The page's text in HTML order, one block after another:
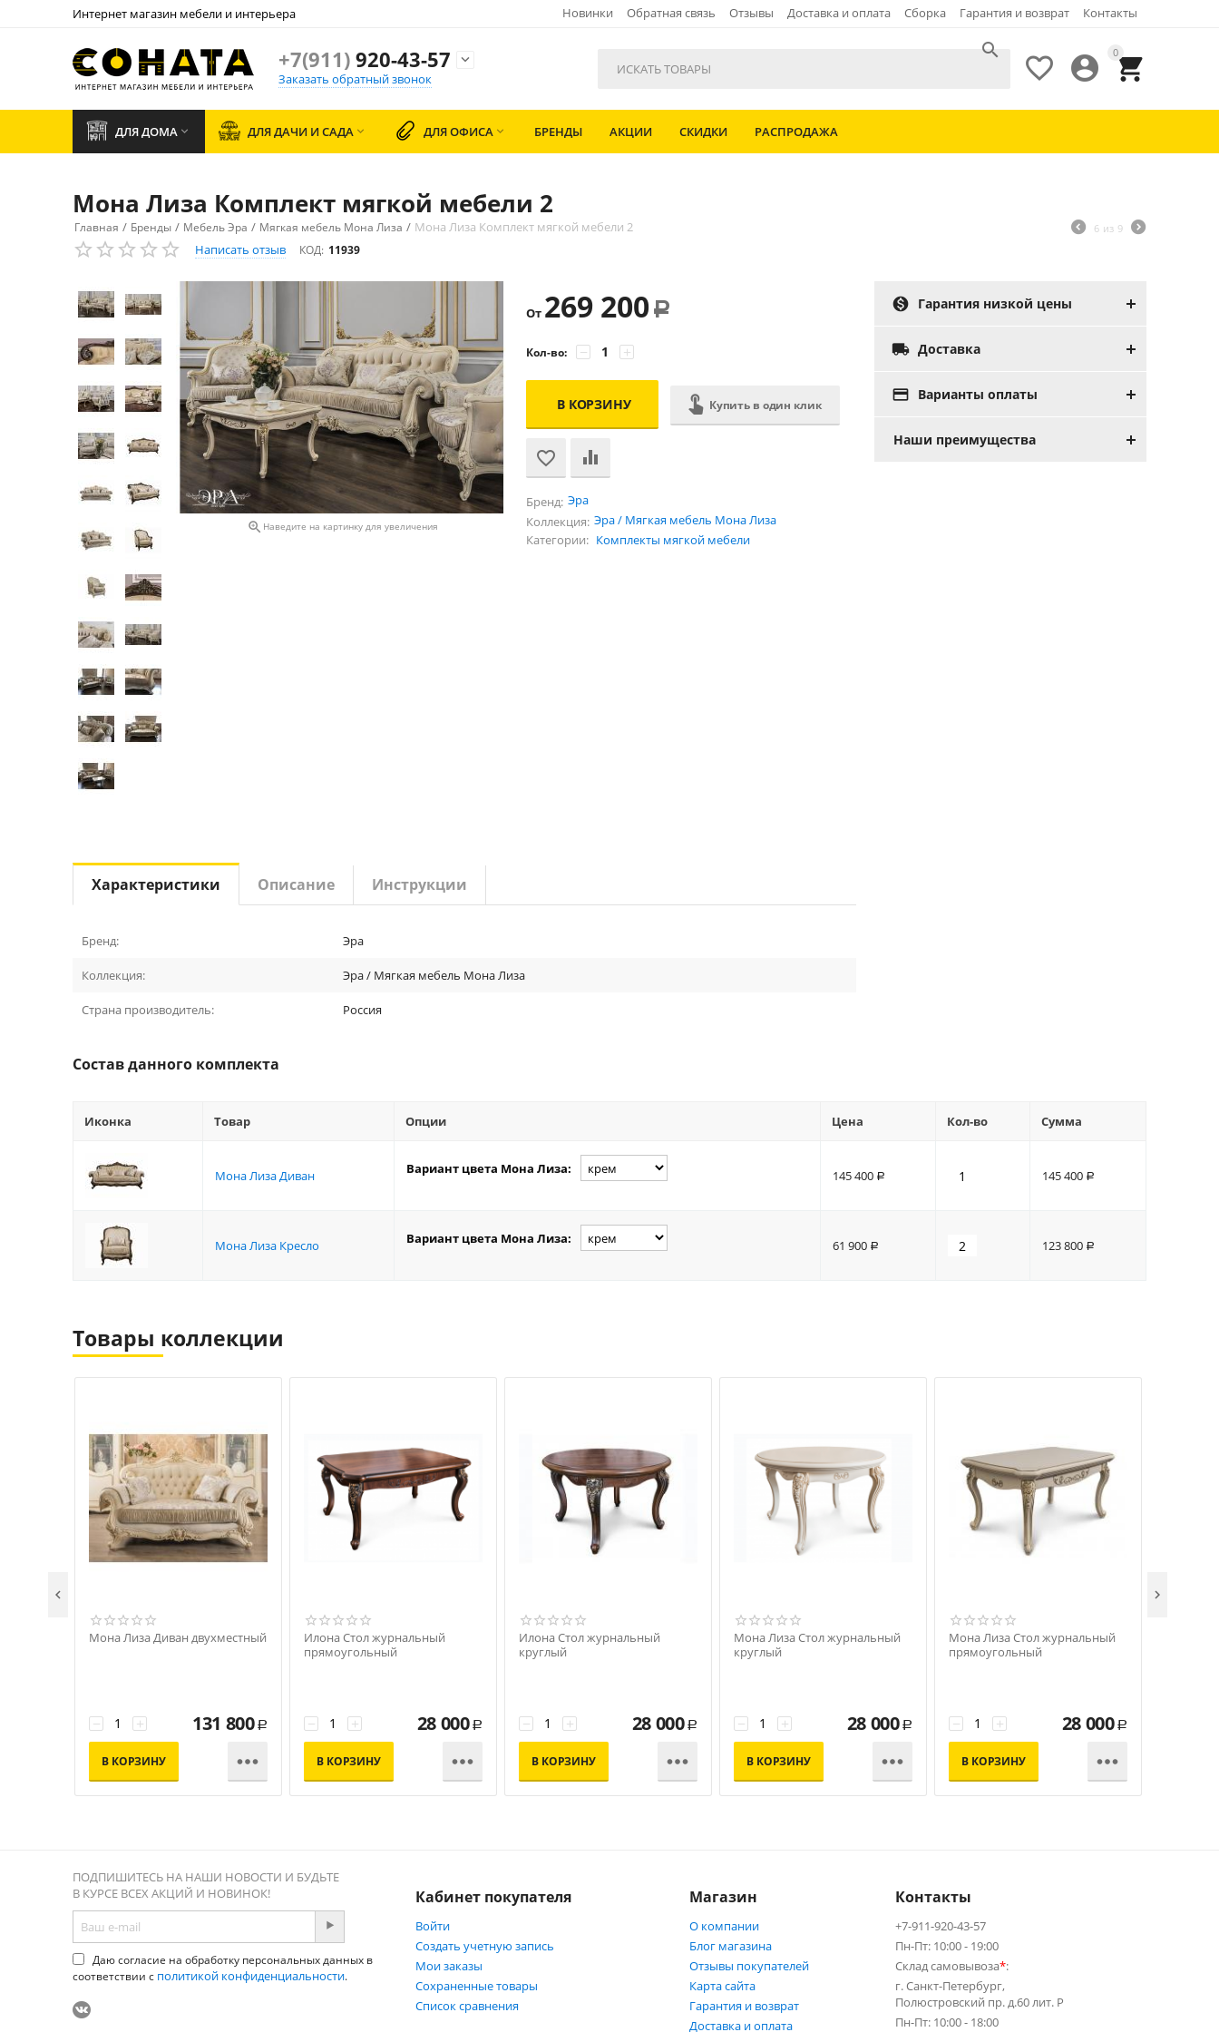
Интернет магазин мебели и интерьера Новинки Обратная связь Отзывы Доставка и оплата Сборка Гарантия и возврат Контакты
+7(911)920-43-57

Заказать обратный звонок
0



ДЛЯ ДОМА  ДЛЯ ДАЧИ И САДА  ДЛЯ ОФИСА  БРЕНДЫ АКЦИИ СКИДКИ РАСПРОДАЖА
Мона Лиза Комплект мягкой мебели 2
Главная / Бренды / Мебель Эра / Мягкая мебель Мона Лиза / Мона Лиза Комплект мягкой мебели 2 6 из 9
Написать отзыв КОД: 11939
 Наведите на картинку для увеличения
От 269 200 Р
Кол-во: +
−
В КОРЗИНУ Купить в один клик
Бренд: Эра
Коллекция: Эра / Мягкая мебель Мона Лиза
Категории: Комплекты мягкой мебели
 Гарантия низкой цены
 Доставка
 Варианты оплаты
Наши преимущества
Характеристики Описание Инструкции
Бренд: Эра
Коллекция: Эра / Мягкая мебель Мона Лиза
Страна производитель: Россия
Состав данного комплекта
Иконка Товар Опции Цена Кол-во Сумма
Мона Лиза Диван Вариант цвета Мона Лиза: 145 400 Р 145 400 Р
Мона Лиза Кресло Вариант цвета Мона Лиза: 61 900 Р 123 800 Р
Товары коллекции
Мона Лиза Диван двухместный
+
− 131 800 Р
В КОРЗИНУ 
Илона Стол журнальный
прямоугольный
+
− 28 000 Р
В КОРЗИНУ 
Илона Стол журнальный
круглый
+
− 28 000 Р
В КОРЗИНУ 
Мона Лиза Стол журнальный
круглый
+
− 28 000 Р
В КОРЗИНУ 
Мона Лиза Стол журнальный
прямоугольный
+
− 28 000 Р
В КОРЗИНУ 
 
ПОДПИШИТЕСЬ НА НАШИ НОВОСТИ И БУДЬТЕ
В КУРСЕ ВСЕХ АКЦИЙ И НОВИНОК!
Даю согласие на обработку персональных данных в
соответствии с политикой конфиденциальности.
Кабинет покупателя
Войти
Создать учетную запись
Мои заказы
Сохраненные товары
Список сравнения
Магазин
О компании
Блог магазина
Отзывы покупателей
Карта сайта
Гарантия и возврат
Доставка и оплата
Контакты
+7-911-920-43-57
Пн-Пт: 10:00 - 19:00
Склад самовывоза*:
г. Санкт-Петербург,
Полюстровский пр. д.60 лит. Р
Пн-Пт: 10:00 - 18:00